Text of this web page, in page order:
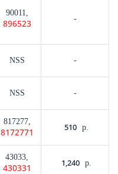
90011,
896523 -
NSS -
NSS -
817277,
8172771 510 р.
43033,
430331 1,240 р.